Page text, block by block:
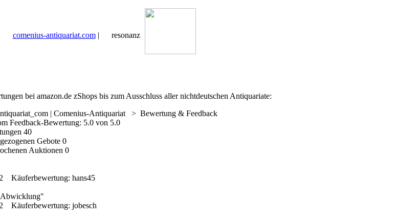
comenius-antiquariat.com| resonanz
bei amazon.de zShops bis zum Ausschluss aller nichtdeutschen Antiquariate:
| Comenius-Antiquariat > Bewertung & Feedback
Feedback-Bewertung: 5.0 von 5.0
40
Gebote 0
Auktionen 0
Käuferbewertung: hans45
Käuferbewertung: jobesch